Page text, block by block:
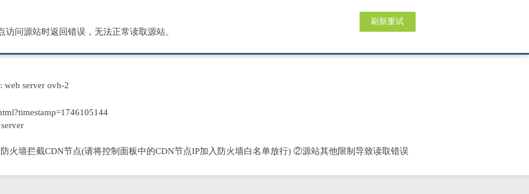
刷新重试
访问源站时返回错误，无法正常读取源站。
web server ovh-2
火墙拦截CDN节点(请将控制面板中的CDN节点IP加入防火墙白名单放行) ②源站其他限制导致读取错误